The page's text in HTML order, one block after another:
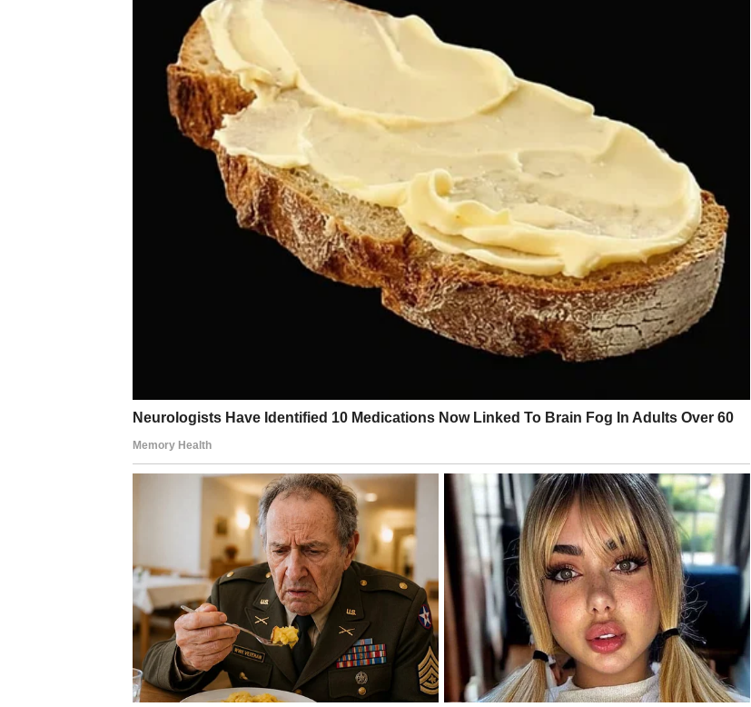
razvijenu otpornost na stres i sposobnost da zadrže optimizam čak i u izazovnim situacijama.
može doprinositi boljoj koncentraciji, lakšem buđenju i stabilnijem raspoloženju tokom dana.
Spavanje na desnom boku – potreba za sigurnošću i
ravnotežom
Iako se lijeva strana često ističe, nispavanje na desnom bokunije bez značenja. Ljudi koji preferiraju ovaj
položaj obično cijene red, sigurnost i predvidljivost. Njima je važno da imaju kontrolu nad okruženjem i da
se osjećaju zaštićeno.
Ovakav način spavanja često biraju osobe koje su racionalne, promišljene i sklone rutini.
Desni bok može
pružiti osjećaj emocionalne stabilnosti, posebno nakon napornog ili stresnog dana. Takvi ljudi često
pristupaju problemima mirno i sa jasnim planom.